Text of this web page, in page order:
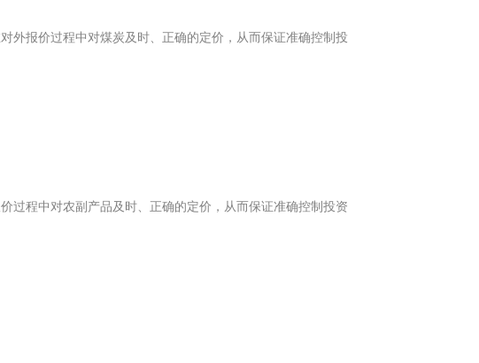
外报价过程中对煤炭及时、正确的定价，从而保证准确控制投
过程中对农副产品及时、正确的定价，从而保证准确控制投资